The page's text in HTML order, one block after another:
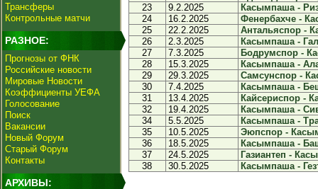
Трансферы
Контрольные матчи
РАЗНОЕ:
Прогнозы от ФНК
Российские новости
Мировые Новости
Коэффициенты УЕФА
Голосование
Поиск
Вакансии
Новый Форум
Старый Форум
Контакты
АРХИВЫ:
23
9.2.2025
Касымпаша -
24
16.2.2025
Фенербахче -
25
22.2.2025
Антальяспор -
26
2.3.2025
Касымпаша -
27
7.3.2025
Бодрумспор -
28
15.3.2025
Касымпаша -
29
29.3.2025
Самсунспор -
30
7.4.2025
Касымпаша -
31
13.4.2025
Кайсериспор -
32
19.4.2025
Касымпаша -
34
5.5.2025
Касымпаша -
35
10.5.2025
Эюпспор -
36
18.5.2025
Касымпаша -
37
24.5.2025
Газиантеп -
38
30.5.2025 Касымпаша -